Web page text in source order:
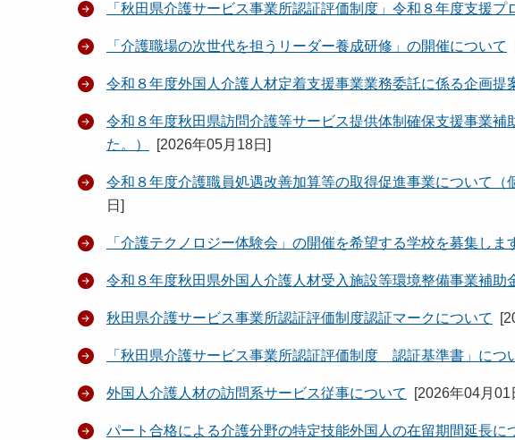
「秋田県介護サービス事業所認証評価制度」令和８年度支援プ
「介護職場の次世代を担うリーダー養成研修」の開催について
令和８年度外国人介護人材定着支援事業業務委託に係る企画提
令和８年度秋田県訪問介護等サービス提供体制確保支援事業
た。）
[2026年05月18日 ]
令和８年度介護職員処遇改善加算等の取得促進事業について（
日 ]
「介護テクノロジー体験会」の開催を希望する学校を募集しま
令和８年度秋田県外国人介護人材受入施設等環境整備事業補助
秋田県介護サービス事業所認証評価制度認証マークについて [
「秋田県介護サービス事業所認証評価制度 認証基準書」につ
外国人介護人材の訪問系サービス従事について [2026年04月01
パート合格による介護分野の特定技能外国人の在留期間延長に